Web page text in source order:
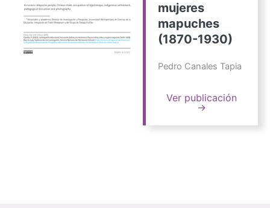
mujeres
mapuches
(1870-1930)
Pedro Canales Tapia
Ver publicación
→